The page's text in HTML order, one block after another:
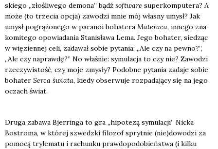
skie­go „zło­śli­we­go demo­na” bądź softwa­re super­kom­pu­te­ra? A
może (to trze­cia opcja) zawo­dzi mnie mój wła­sny umysł? Jak
umysł pogrą­żo­ne­go w para­noi boha­te­ra Mate­ra­ca, inne­go zna­
ko­mi­te­go opo­wia­da­nia Sta­ni­sła­wa Lema. Jego boha­ter, sie­dząc
w wię­zien­nej celi, zada­wał sobie pyta­nia: „Ale czy na pew­no?”,
„Ale czy napraw­dę?” No wła­śnie: symu­la­cja to czy nie? Zawo­dzi
rze­czy­wi­stość, czy moje zmy­sły? Podob­ne pyta­nia zada­je sobie
boha­ter Ser­ca świa­ta, kie­dy obser­wu­je roz­pa­da­ją­cy się na jego
oczach świat.
Dru­ga zaba­wa Bjer­rin­ga to gra „hipo­te­zą symu­la­cji” Nic­ka
Bostro­ma, w któ­rej szwedz­ki filo­zof spryt­nie (nie)dowodzi za
pomo­cą try­le­ma­tu i rachun­ku praw­do­po­do­bień­stwa (i kil­ku